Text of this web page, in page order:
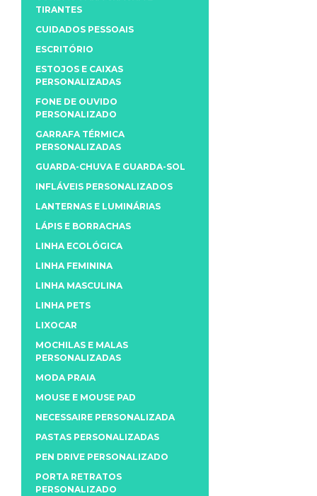
TIRANTES
CUIDADOS PESSOAIS
ESCRITÓRIO
ESTOJOS E CAIXAS
PERSONALIZADAS
FONE DE OUVIDO
PERSONALIZADO
GARRAFA TÉRMICA
PERSONALIZADAS
GUARDA-CHUVA E GUARDA-SOL
INFLÁVEIS PERSONALIZADOS
LANTERNAS E LUMINÁRIAS
LÁPIS E BORRACHAS
LINHA ECOLÓGICA
LINHA FEMININA
LINHA MASCULINA
LINHA PETS
LIXOCAR
MOCHILAS E MALAS
PERSONALIZADAS
MODA PRAIA
MOUSE E MOUSE PAD
NECESSAIRE PERSONALIZADA
PASTAS PERSONALIZADAS
PEN DRIVE PERSONALIZADO
PORTA RETRATOS
PERSONALIZADO